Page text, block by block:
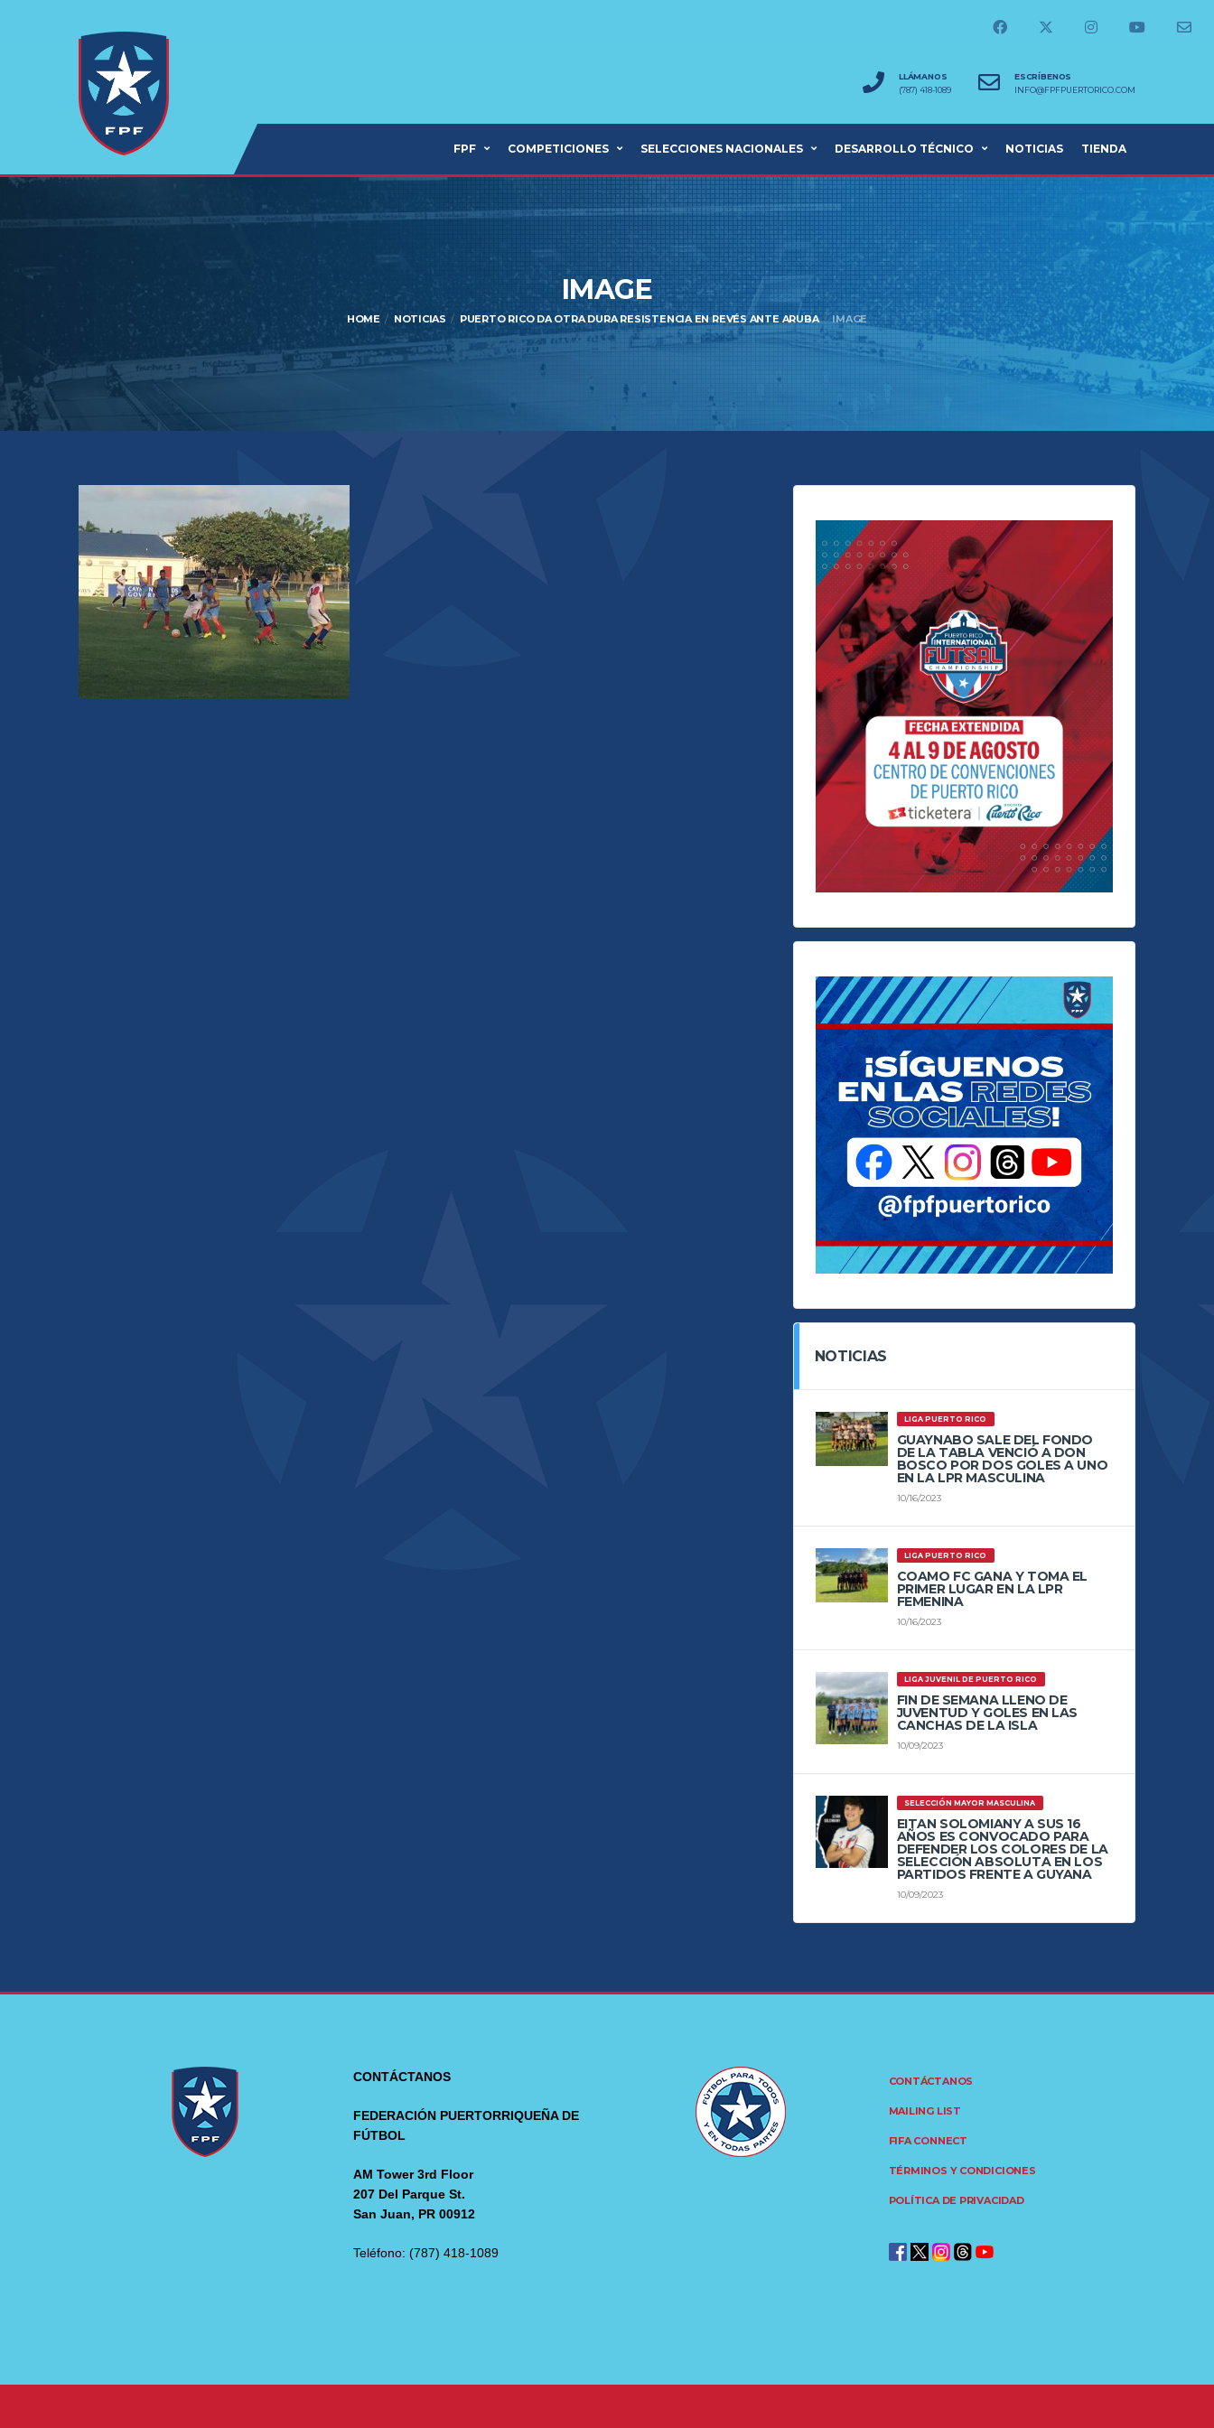
LLÁMANOS
(787) 418-1089
ESCRÍBENOS
INFO@FPFPUERTORICO.COM
FPF COMPETICIONES SELECCIONES NACIONALES DESARROLLO TÉCNICO NOTICIAS TIENDA
IMAGE
HOME NOTICIAS PUERTO RICO DA OTRA DURA RESISTENCIA EN REVÉS ANTE ARUBA IMAGE
NOTICIAS
LIGA PUERTO RICO
GUAYNABO SALE DEL FONDO
DE LA TABLA VENCIÓ A DON
BOSCO POR DOS GOLES A UNO
EN LA LPR MASCULINA
10/16/2023
LIGA PUERTO RICO
COAMO FC GANA Y TOMA EL
PRIMER LUGAR EN LA LPR
FEMENINA
10/16/2023
LIGA JUVENIL DE PUERTO RICO
FIN DE SEMANA LLENO DE
JUVENTUD Y GOLES EN LAS
CANCHAS DE LA ISLA
10/09/2023
SELECCIÓN MAYOR MASCULINA
EITAN SOLOMIANY A SUS 16
AÑOS ES CONVOCADO PARA
DEFENDER LOS COLORES DE LA
SELECCIÓN ABSOLUTA EN LOS
PARTIDOS FRENTE A GUYANA
10/09/2023
CONTÁCTANOS
FEDERACIÓN PUERTORRIQUEÑA DE
FÚTBOL
AM Tower 3rd Floor
207 Del Parque St.
San Juan, PR 00912
Teléfono: (787) 418-1089
CONTÁCTANOS
MAILING LIST
FIFA CONNECT
TÉRMINOS Y CONDICIONES
POLÍTICA DE PRIVACIDAD